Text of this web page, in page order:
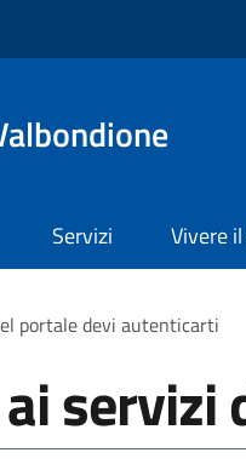
Servizi Vivere
portale devi autenticarti
ai